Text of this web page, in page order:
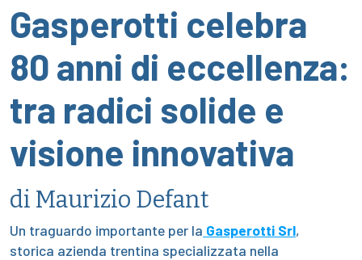
Gasperotti celebra
80 anni di eccellenza:
tra radici solide e
visione innovativa
di Maurizio Defant
Un traguardo importante per la Gasperotti Srl,
storica azienda trentina specializzata nella